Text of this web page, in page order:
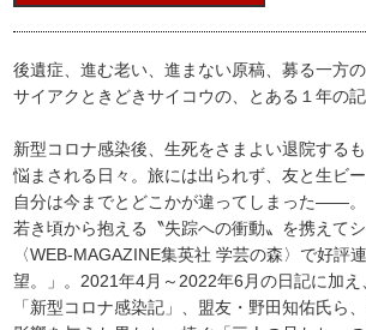
後遺症、進む老い、進まない原稿、募る一方
サイアクときどきサイコウの、とある１年の記
新型コロナ感染後、生死をさまよい退院する
悩まされる日々。旅には出られず、友と生ビ
自分は今までとどこかが違ってしまった――。
若き頃から抱える〝失踪への衝動〟を携えて
〈WEB-MAGAZINE集英社 学芸の森〉で好評
望。」。2021年4月～2022年6月の日記に加え
「新型コロナ感染記」、盟友・野田知佑氏ら